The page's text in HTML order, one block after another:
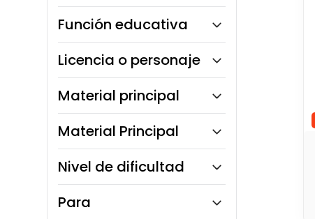
3 a 5 años
Función educativa
Creatividad
Licencia o personaje
Material principal
Plástico rígido
Plástico blando
Tela / Felpa
Material Principal
Plástico ABS
Nivel de dificultad
Para